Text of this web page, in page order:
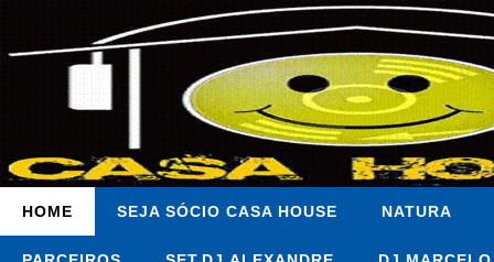
HOME SEJA SÓCIO CASA HOUSE NATURA